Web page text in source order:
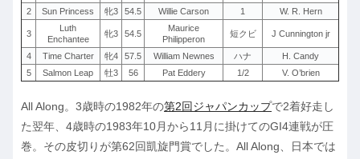
2
Sun Princess 牝3 54.5 Willie Carson 1 W. R. Hern
3
Luth
Enchantee
牝3 54.5
Maurice
Philipperon
短クビ J Cunnington jr
4 Time Charter 牝4 57.5 William Newnes ハナ
H. Candy
5
Salmon Leap 牡3 56 Pat Eddery 1/2 V. O’brien
All Along。3歳時の1982年の第2回ジャパンカップで2着好走し
た翌年、4歳時の1983年10月から11月に掛けてのGI4連戦が圧
巻。その皮切りが第62回凱旋門賞でした。All Along、日本では